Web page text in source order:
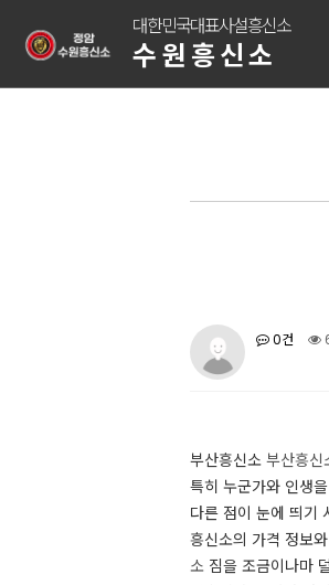
대한민국대표사설흥신소
수원흥신소
0건
부산흥신소 부산흥신
특히 누군가와 인생
다른 점이 눈에 띄기
흥신소의 가격 정보
소 짐을 조금이나마